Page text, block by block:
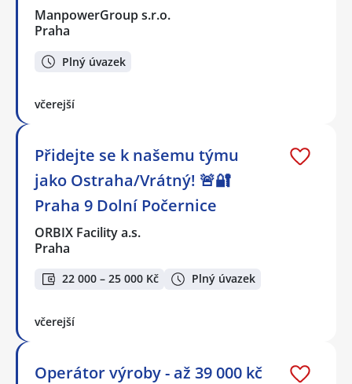
ManpowerGroup s.r.o.
Praha
Plný úvazek
včerejší
Přidejte se k našemu týmu
jako Ostraha/Vrátný! 🚨🔐
Praha 9 Dolní Počernice
ORBIX Facility a.s.
Praha
22 000 – 25 000 Kč Plný úvazek
včerejší
Operátor výroby - až 39 000 kč